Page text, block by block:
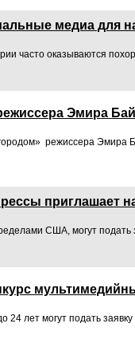
медиа для
часто оказываются
Эмира
режиссера Эмира
приглашает
США, могут подать
лет могут подать заявку